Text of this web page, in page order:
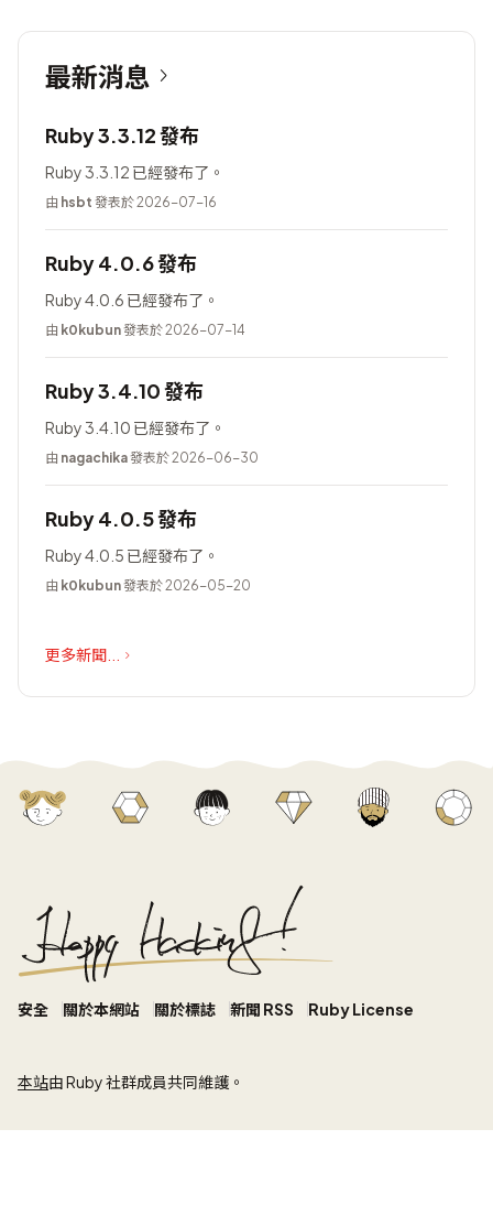
最新消息
Ruby 3.3.12 發布
Ruby 3.3.12 已經發布了。
由 hsbt 發表於 2026-07-16
Ruby 4.0.6 發布
Ruby 4.0.6 已經發布了。
由 k0kubun發表於 2026-07-14
Ruby 3.4.10 發布
Ruby 3.4.10 已經發布了。
由 nagachika發表於 2026-06-30
Ruby 4.0.5 發布
Ruby 4.0.5 已經發布了。
由 k0kubun發表於 2026-05-20
更多新聞...
安全 關於本網站 關於標誌 新聞 RSS Ruby License
本站由 Ruby 社群成員共同維護。